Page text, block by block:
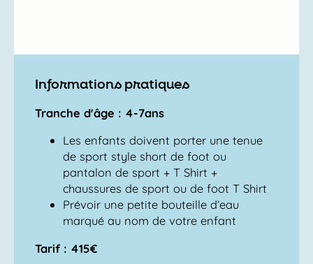
Informations pratiques
Tranche d'âge : 4-7ans
Les enfants doivent porter une tenue
de sport style short de foot ou
pantalon de sport + T Shirt +
chaussures de sport ou de foot T Shirt
Prévoir une petite bouteille d’eau
marqué au nom de votre enfant
Tarif : 415€